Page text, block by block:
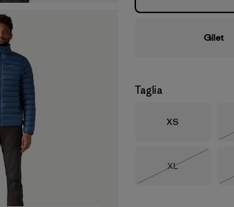
Gilet
Taglia
Taglia
XS
Taglia
XL